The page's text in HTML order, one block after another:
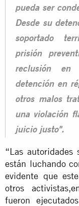
pueda ser
Desde su
soportado
prisión
reclusión en
detención en
otros malos
una violación
juicio justo".
“Las autoridades
están luchando
evidente que
otros activistas,
fueron